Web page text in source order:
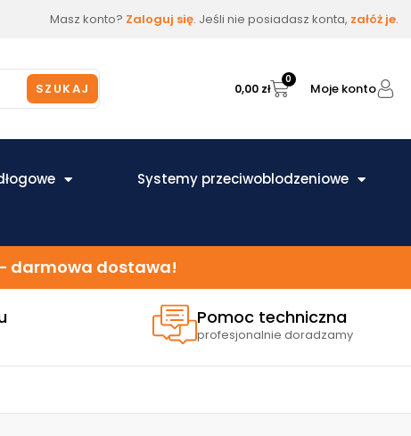
Masz konto? Zaloguj się. Jeśli nie posiadasz konta, załóż je.
SZUKAJ 0,00 zł
0
Moje konto
Systemy przeciwoblodzeniowe
darmowa dostawa!
Pomoc techniczna
profesjonalnie doradzamy